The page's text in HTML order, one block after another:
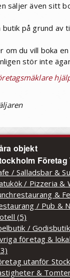
säljer även sitt
på grund av
du vill boka
stör inte
objekt
Företag
/ Salladsbar &
/ Pizzeria &
&
/ Pub &
(5)
/
företag &
utanför
&